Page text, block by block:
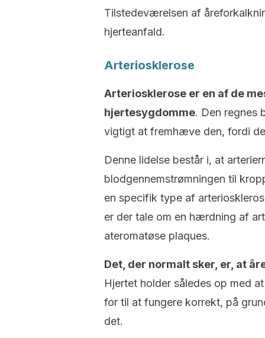
Tilstedeværelsen af
hjerteanfald.
Arteriosklerose
Arteriosklerose er en af de
hjertesygdomme. Den regnes
vigtigt at fremhæve den, fordi
Denne lidelse består i, at
blodgennemstrømningen til
en specifik type af
er der tale om en hærdning af
ateromatøse plaques.
Det, der normalt sker, er, at
Hjertet holder således op med
for til at fungere korrekt, på
det.